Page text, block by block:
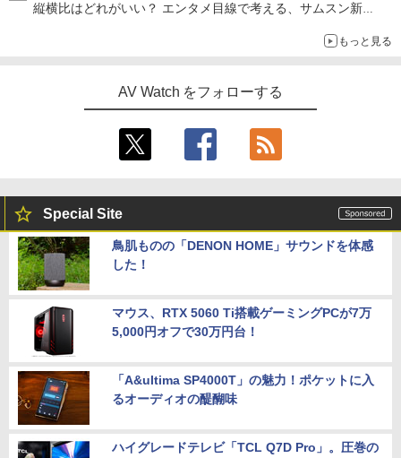
縦横比はどれがいい？ エンタメ目線で考える、サムスン新
もっと見る
AV Watch をフォローする
Special Site
鳥肌ものの「DENON HOME」サウンドを体感
した！
マウス、RTX 5060 Ti搭載ゲーミングPCが7万
5,000円オフで30万円台！
「A&ultima SP4000T」の魅力！ポケットに入
るオーディオの醍醐味
ハイグレードテレビ「TCL Q7D Pro」。圧巻の